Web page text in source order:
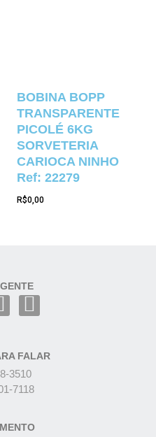
BOBINA BOPP
TRANSPARENTE
PICOLÉ 6KG
SORVETERIA
CARIOCA NINHO
Ref: 22279
R$0,00
FALAR
3510
7118